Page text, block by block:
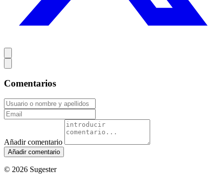
Comentarios
Añadir comentario
© 2026 Sugester